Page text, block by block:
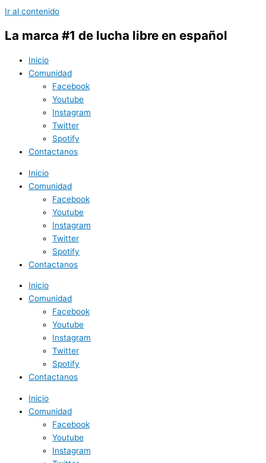
Ir al contenido
La marca #1 de lucha libre en español
Inicio
Comunidad
Facebook
Youtube
Instagram
Twitter
Spotify
Contactanos
Inicio
Comunidad
Facebook
Youtube
Instagram
Twitter
Spotify
Contactanos
Inicio
Comunidad
Facebook
Youtube
Instagram
Twitter
Spotify
Contactanos
Inicio
Comunidad
Facebook
Youtube
Instagram